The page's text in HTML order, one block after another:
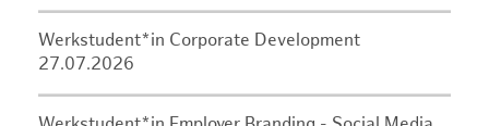
Werkstudent*in Corporate Development
27.07.2026